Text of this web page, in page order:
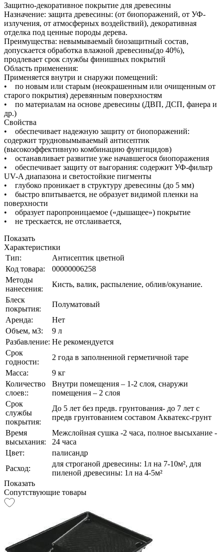
Защитно-декоративное покрытие для древесины
Назначение: защита древесины: (от биопоражений, от УФ-
излучения, от атмосферных воздействий), декоративная
отделка под ценные породы дерева.
Преимущества: невымываемый биозащитный состав,
допускается обработка влажной древесины(до 40%),
продлевает срок службы финишных покрытий
Область применения:
Применяется внутри и снаружи помещений:
• по новым или старым (неокрашенным или очищенным от
старого покрытия) деревянным поверхностям
• по материалам на основе древесины (ДВП, ДСП, фанера и
др.)
Свойства
• обеспечивает надежную защиту от биопоражений:
содержит трудновымываемый антисептик
(высокоэффективную комбинацию фунгицидов)
• останавливает развитие уже начавшегося биопоражения
• обеспечивает защиту от выгорания: содержит УФ-фильтр
UV-A диапазона и светостойкие пигменты
• глубоко проникает в структуру древесины (до 5 мм)
• быстро впитывается, не образует видимой пленки на
поверхности
• образует паропроницаемое («дышащее») покрытие
• не трескается, не отслаивается,
Показать
Характеристики
Тип:
Антисептик цветной
Код товара:
00000006258
Методы
нанесения:
Кисть, валик, распыление, облив/окунание.
Блеск
покрытия:
Полуматовый
Аренда:
Нет
Объем, м3:
9 л
Разбавление: Не рекомендуется
Срок
годности:
2 года в заполненной герметичной таре
Масса:
9 кг
Количество
слоев::
Внутри помещения – 1-2 слоя, снаружи
помещения – 2 слоя
Срок
службы
покрытия:
До 5 лет без предв. грунтования- до 7 лет с
предв грунтованием составом Акватекс-грунт
Время
высыхания:
Межслойная сушка -2 часа, полное высыхание -
24 часа
Цвет:
палисандр
Расход:
для строганой древесины: 1л на 7-10м², для
пиленой древесины: 1л на 4-5м²
Показать
Сопутствующие товары